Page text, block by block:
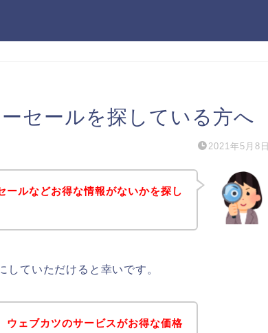
セールを探している方へ
2021年5月8日
ールなどお得な情報がないかを探し
ていただけると幸いです。
ウェブカツのサービスがお得な価格